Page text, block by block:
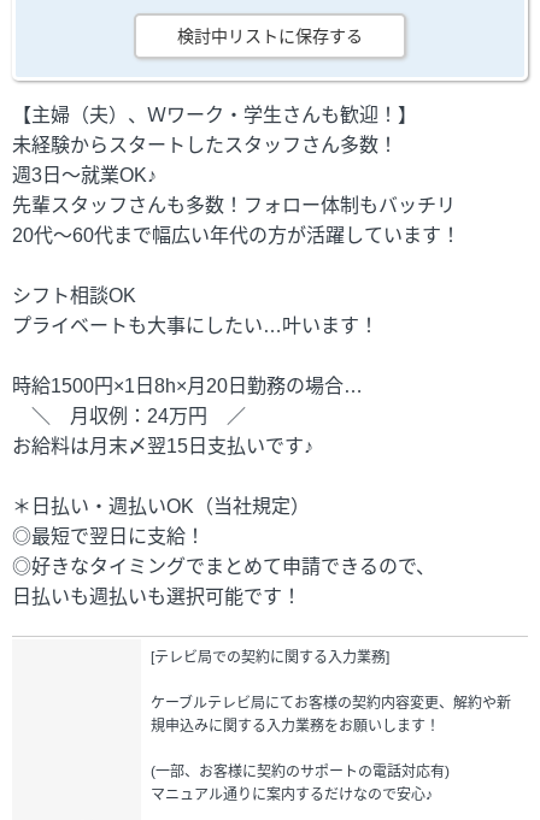
検討中リストに保存する
【主婦（夫）、Ｗワーク・学生さんも歓迎！】
未経験からスタートしたスタッフさん多数！
週3日～就業OK♪
先輩スタッフさんも多数！フォロー体制もバッチリ
20代～60代まで幅広い年代の方が活躍しています！
シフト相談OK
プライベートも大事にしたい…叶います！
時給1500円×1日8h×月20日勤務の場合…
＼ 月収例：24万円 ／
お給料は月末〆翌15日支払いです♪
＊日払い・週払いOK（当社規定）
◎最短で翌日に支給！
◎好きなタイミングでまとめて申請できるので、
日払いも週払いも選択可能です！
[テレビ局での契約に関する入力業務]
ケーブルテレビ局にてお客様の契約内容変更、解約や新
規申込みに関する入力業務をお願いします！
(一部、お客様に契約のサポートの電話対応有)
マニュアル通りに案内するだけなので安心♪